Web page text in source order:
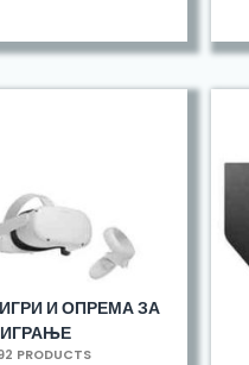
И ОПРЕМА ЗА
ИГРАЊЕ
PRODUCTS